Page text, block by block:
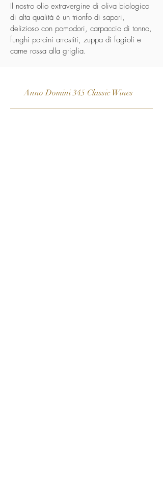
Il nostro olio extravergine di oliva biologico
di alta qualità è un trionfo di sapori,
delizioso con pomodori, carpaccio di tonno,
funghi porcini arrostiti, zuppa di fagioli e
carne rossa alla griglia.
Anno Domini 345 Classic Wines